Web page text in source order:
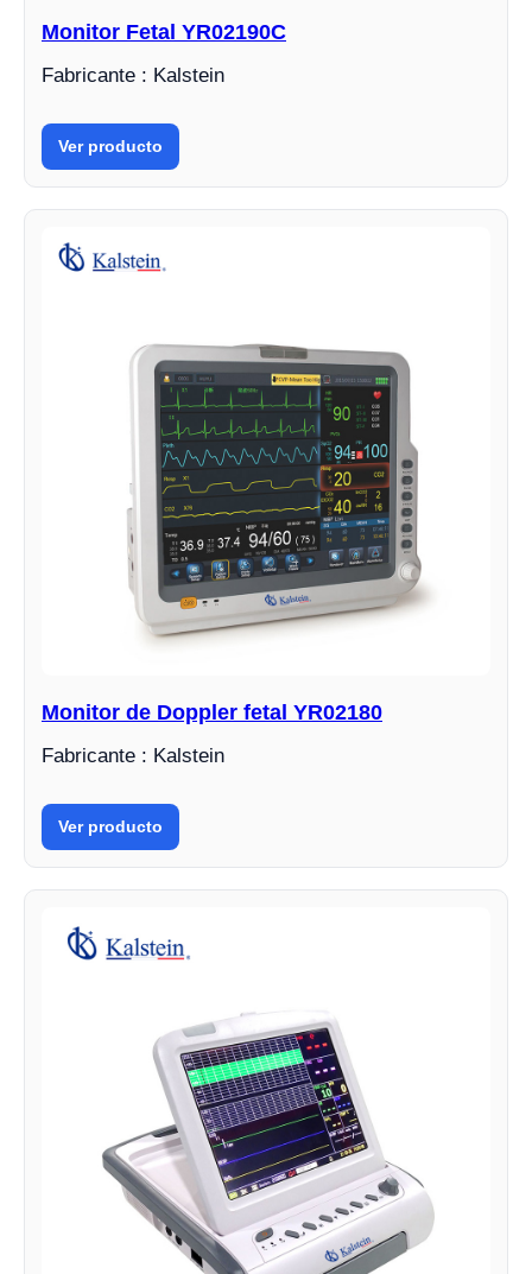
Monitor Fetal YR02190C
Fabricante : Kalstein
Ver producto
Monitor de Doppler fetal YR02180
Fabricante : Kalstein
Ver producto